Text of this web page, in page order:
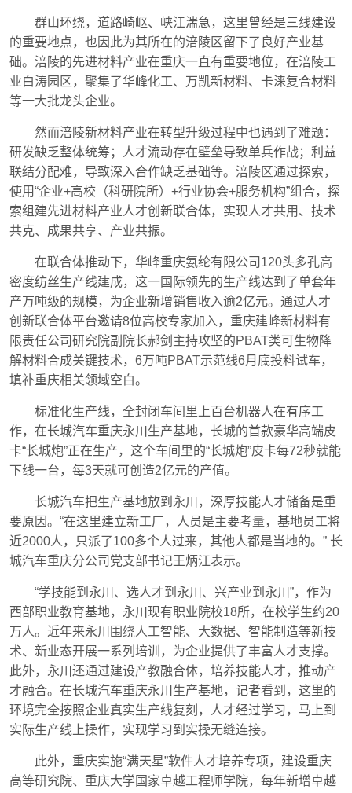
群山环绕，道路崎岖、峡江湍急，这里曾经是三线建设
的重要地点，也因此为其所在的涪陵区留下了良好产业基
础。涪陵的先进材料产业在重庆一直有重要地位，在涪陵工
业白涛园区，聚集了华峰化工、万凯新材料、卡涞复合材料
等一大批龙头企业。
然而涪陵新材料产业在转型升级过程中也遇到了难题：
研发缺乏整体统筹；人才流动存在壁垒导致单兵作战；利益
联结分配难，导致深入合作缺乏基础等。涪陵区通过探索，
使用“企业+高校（科研院所）+行业协会+服务机构”组合，探
索组建先进材料产业人才创新联合体，实现人才共用、技术
共克、成果共享、产业共振。
在联合体推动下，华峰重庆氨纶有限公司120头多孔高
密度纺丝生产线建成，这一国际领先的生产线达到了单套年
产万吨级的规模，为企业新增销售收入逾2亿元。通过人才
创新联合体平台邀请8位高校专家加入，重庆建峰新材料有
限责任公司研究院副院长郝剑主持攻坚的PBAT类可生物降
解材料合成关键技术，6万吨PBAT示范线6月底投料试车，
填补重庆相关领域空白。
标准化生产线，全封闭车间里上百台机器人在有序工
作，在长城汽车重庆永川生产基地，长城的首款豪华高端皮
卡“长城炮”正在生产，这个车间里的“长城炮”皮卡每72秒就能
下线一台，每3天就可创造2亿元的产值。
长城汽车把生产基地放到永川，深厚技能人才储备是重
要原因。“在这里建立新工厂，人员是主要考量，基地员工将
近2000人，只派了100多个人过来，其他人都是当地的。” 长
城汽车重庆分公司党支部书记王炳江表示。
“学技能到永川、选人才到永川、兴产业到永川”，作为
西部职业教育基地，永川现有职业院校18所，在校学生约20
万人。近年来永川围绕人工智能、大数据、智能制造等新技
术、新业态开展一系列培训，为企业提供了丰富人才支撑。
此外，永川还通过建设产教融合体，培养技能人才，推动产
才融合。在长城汽车重庆永川生产基地，记者看到，这里的
环境完全按照企业真实生产线复刻，人才经过学习，马上到
实际生产线上操作，实现学习到实操无缝连接。
此外，重庆实施“满天星”软件人才培养专项，建设重庆
高等研究院、重庆大学国家卓越工程师学院，每年新增卓越